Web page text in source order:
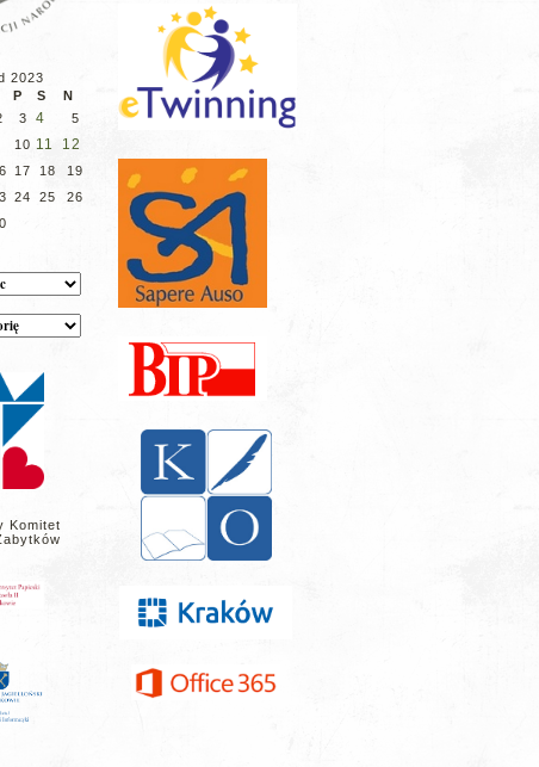
2023
P S
N
3 4
5
10 11 12
17 18 19
24 25
26
Komitet